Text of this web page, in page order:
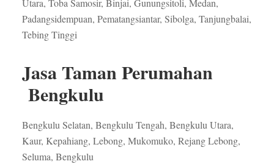
Utara, Toba Samosir, Binjai, Gunungsitoli, Medan,
Padangsidempuan, Pematangsiantar, Sibolga, Tanjungbalai,
Tebing Tinggi
Jasa Taman Perumahan
Bengkulu
Bengkulu Selatan, Bengkulu Tengah, Bengkulu Utara,
Kaur, Kepahiang, Lebong, Mukomuko, Rejang Lebong,
Seluma, Bengkulu